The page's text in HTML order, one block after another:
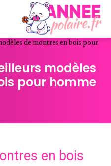
de montres en bois pour
modèles
pour homme
en bois